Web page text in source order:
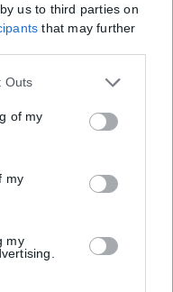
us to third parties on
that may further
one or more Google
behaviour. You may
and its third-party
purposes in below
Outs
of my
my
my